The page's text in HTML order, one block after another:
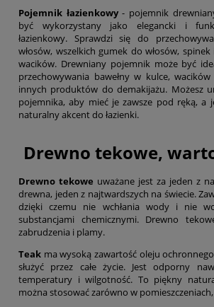
Pojemnik łazienkowy- pojemnik
być wykorzystany jako elegancki i
łazienkowy. Sprawdzi się do
włosów, wszelkich gumek do włosów,
wacików. Drewniany pojemnik może być
przechowywania bawełny w kulce,
innych produktów do demakijażu. Możesz
pojemnika, aby mieć je zawsze pod ręką, a
naturalny akcent do łazienki.
Drewno tekowe,
Drewno tekowe uważane jest za jeden z
drewna, jeden z najtwardszych na świecie.
dzięki czemu nie wchłania wody i nie
substancjami chemicznymi. Drewno
zabrudzenia i plamy.
Teak ma wysoką zawartość oleju
służyć przez całe życie. Jest odporny
temperatury i wilgotność. To piękny
można stosować zarówno w